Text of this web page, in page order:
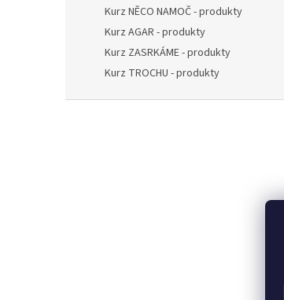
Kurz NĚCO NAMOČ - produkty
Kurz AGAR - produkty
Kurz ZASRKÁME - produkty
Kurz TROCHU - produkty